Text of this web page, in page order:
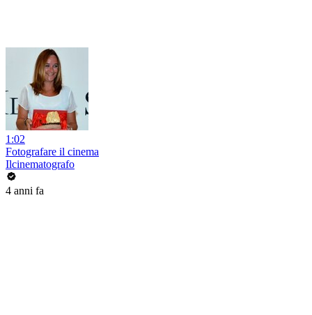
1:02
Fotografare il cinema
Ilcinematografo
4 anni fa